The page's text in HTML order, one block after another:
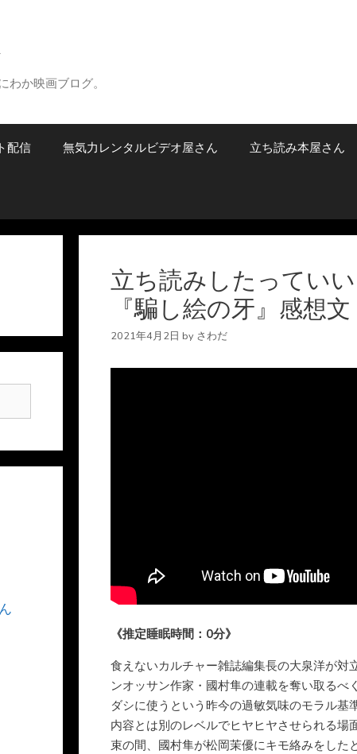
か映画ブログ。
配信 無気力レンタルビデオ屋さん 立ち読み本屋さん
立ち読みしたってい
『騙し絵の牙』感想文
2021年4月2日 by さわだ
《推定睡眠時間：0分》
食えないカルチャー雑誌編集長の大泉洋が対
ンオッサン作家・國村隼の連載を奪い取るべ
ダシに使うという昨今の過敏気味のモラル基
内容とは別のレベルでヒヤヒヤさせられる場
束の間、國村隼が松岡茉優にキモ絡みをした